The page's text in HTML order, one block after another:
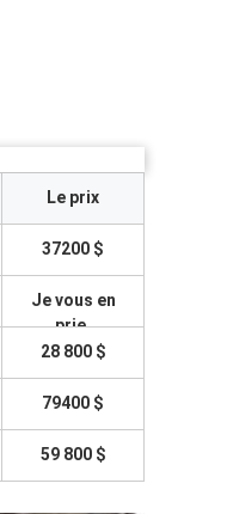
Le prix
37200 $
Je vous en
prie.
28 800 $
79400 $
59 800 $